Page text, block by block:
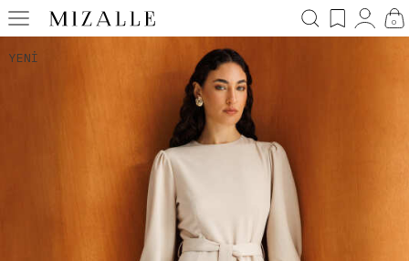
0
YENI